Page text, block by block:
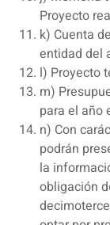
Proyecto
k) Cuenta
entidad del
l) Proyecto
m)
para el año
n) Con
podrán
la
obligación